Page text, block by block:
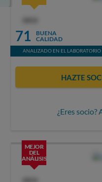
71
BUENA
CALIDAD
ANALIZADO EN EL LABORATORIO
HAZTE
¿Eres socio?
MEJOR
DEL
ANÁLISIS